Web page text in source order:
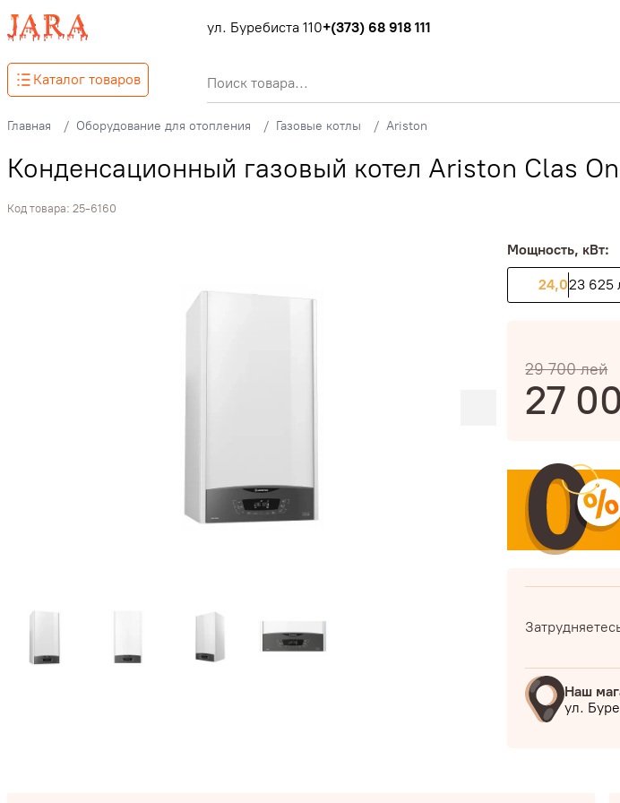
ул. Буребиста 110+(373) 68 918 111
Каталог товаров
Главная Оборудование для отопления Газовые котлы Ariston
Конденсационный газовый котел Ariston Clas
Код товара: 25-6160
Мощность, кВт:
24,023 625
29 700лей
27
Наш
ул.